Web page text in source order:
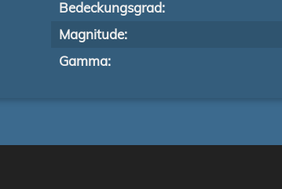
Bedeckungsgrad:
Magnitude:
Gamma: